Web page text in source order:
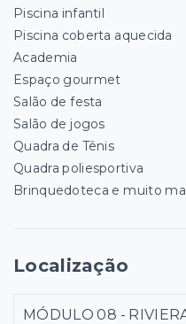
Piscina infantil
Piscina coberta aquecida
Academia
Espaço gourmet
Salão de festa
Salão de jogos
Quadra de Tênis
Quadra poliesportiva
Brinquedoteca e muito
Localização
MÓDULO 08 -